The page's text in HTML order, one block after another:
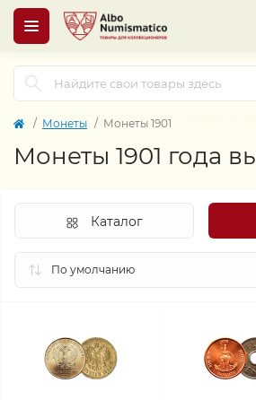
Монеты Монеты 1901
Монеты 1901 года
Каталог